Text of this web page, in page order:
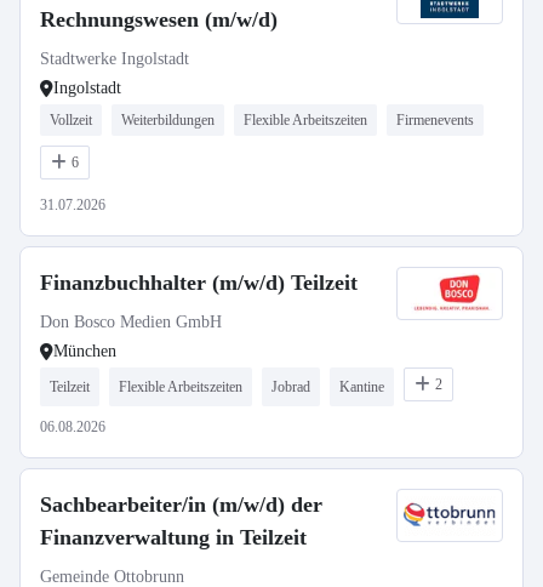
Rechnungswesen (m/w/d)
Stadtwerke Ingolstadt
Ingolstadt
Vollzeit Weiterbildungen Flexible Arbeitszeiten Firmenevents
6
31.07.2026
Finanzbuchhalter (m/w/d) Teilzeit
Don Bosco Medien GmbH
München
Teilzeit Flexible Arbeitszeiten Jobrad Kantine 2
06.08.2026
Sachbearbeiter/in (m/w/d) der
Finanzverwaltung in Teilzeit
Gemeinde Ottobrunn